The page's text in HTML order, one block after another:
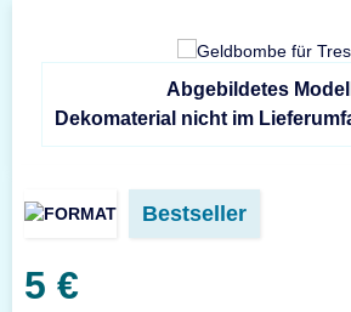
Abgebildetes
Dekomaterial nicht im
Bestseller
5 €